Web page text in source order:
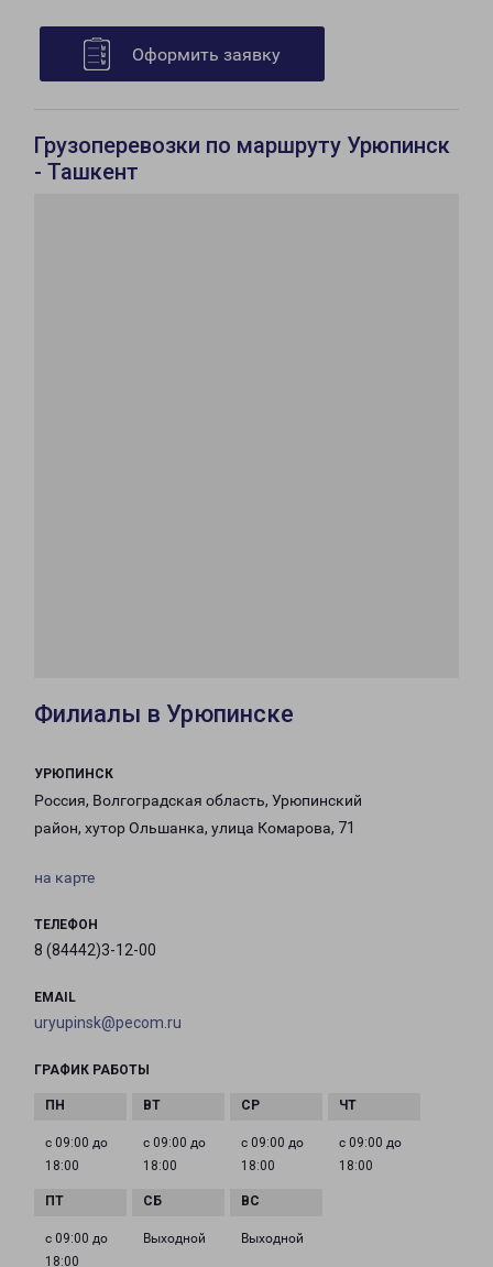
Оформить заявку
Грузоперевозки по маршруту Урюпинск
- Ташкент
Филиалы в Урюпинске
УРЮПИНСК
Россия, Волгоградская область, Урюпинский
район, хутор Ольшанка, улица Комарова, 71
на карте
ТЕЛЕФОН
8 (84442)3-12-00
EMAIL
uryupinsk@pecom.ru
ГРАФИК РАБОТЫ
с 09:00 до
18:00
с 09:00 до
18:00
с 09:00 до
18:00
с 09:00 до
18:00
с 09:00 до
18:00
Выходной Выходной